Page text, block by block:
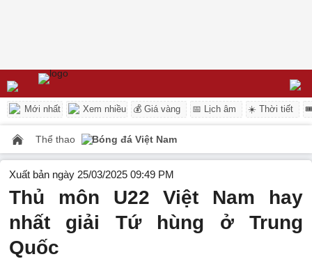
Mới nhất Xem nhiều 💰 Giá vàng 📅 Lịch âm ☀️ Thời tiết
Thể thao Bóng đá Việt Nam
Xuất bản ngày 25/03/2025 09:49 PM
Thủ môn U22 Việt Nam hay
nhất giải Tứ hùng ở Trung
Quốc